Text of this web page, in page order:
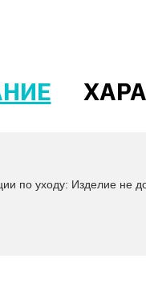
по уходу: Изделие не